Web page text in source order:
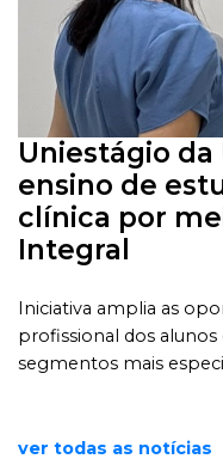
Uniestágio
ensino de
clínica por
Integral
Iniciativa amplia as
profissional dos
segmentos mais
ver todas as notícias